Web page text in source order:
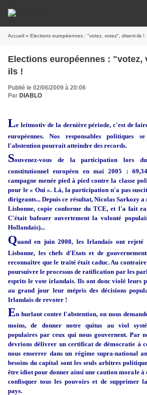
Accueil » Elections européennes : "votez, votez", disent-ils !
Elections européennes : "votez,
ils !
Publié le 02/06/2009 à 20:06
Par DIABLO
Le leitmotiv de la dernière période, c'est de
européennes. Nos responsables politiques
l'abstention pourrait atteindre des records.
Souvenez-vous de la participation lors
constitutionnel européen en mai 2005 :
campagne menée pied à pied contre la classe
pour le « Oui ». Là, la participation n'a pas
dirigeants... Depuis ce résultat, Nicolas Sarkozy
Lisbonne, copie conforme du TCE, et l'a fait
C'était bafouer ouvertement la volonté
Hollandais)...
Quand en juin 2008, les Irlandais ont
Lisbonne, les chefs d'Etats et de
reconnaître que le traité était caduc. Au contraire
poursuivre le processus de ratification par les
esprits le vote irlandais. Ils ont donc violé leurs
au grand jour leur mépris des décisions
Irlandais de revoter !
En hurlant contre l'abstention, on nous
moins, de donner notre quitus au viol
populaires par ceux qui nous gouvernent. Par
devrions délivrer un certificat de démocratie à
nous enserrer dans un régime supra-national
besoins du capital sont les seuls arbitres
être idiot pour donner ainsi une caution morale à
confisquer tous les pouvoirs et de supprimer
pays.